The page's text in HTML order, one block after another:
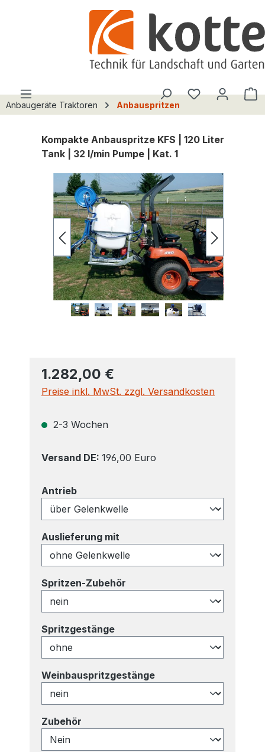
Du hast 0
Anbaugeräte Traktoren Anbauspritzen
Kompakte Anbauspritze KFS | 120 Liter
Tank | 32 l/min Pumpe | Kat. 1
Bildergalerie überspringen
1.282,00 €
Preise inkl. MwSt. zzgl. Versandkosten
2-3 Wochen
Versand DE: 196,00 Euro
Antriebauswählen
Auslieferung mit
Spritzen-Zubehör
Spritzgestängeauswählen
Weinbauspritzgestängeauswählen
Zubehör